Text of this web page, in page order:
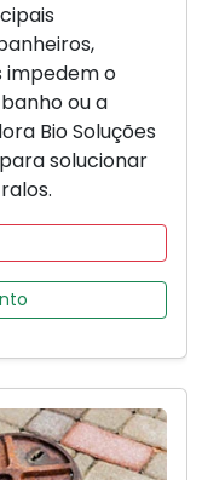
impedem o
ou a
Bio Soluções
solucionar